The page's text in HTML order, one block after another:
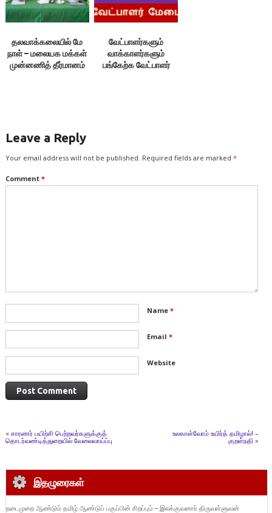
தலவாக்கலையில் மே
நாள் – மலையக மக்கள்
முன்னணித் தீர்மானம்
வேட்பாளர்களும்
வாக்காளர்களும்
பங்கேற்க வேட்பாளர்
Leave a Reply
Your email address will not be published. Required fields are marked *
Comment *
Name *
Email *
Website
« சாரணர் பயிற்சி பெற்றவர்களுக்குத்
தொடர்வண்டித்துறையில் வேலைவாய்ப்பு
உலகாள்வோம் உயிர்த் தமிழால்! –
குறள்நதி »
இதழுரைகள்
நடைமுறை ஆண்டும் தமிழ் ஆண்டுப் பகுப்பின் சிறப்பும் – இலக்குவனார் திருவள்ளுவன்